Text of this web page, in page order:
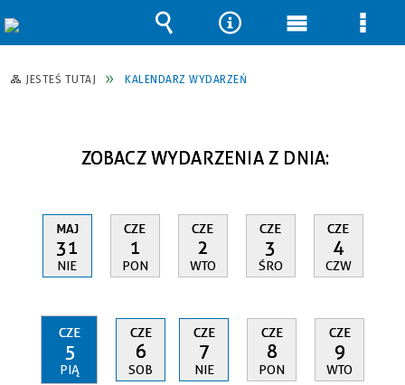
JESTEŚ TUTAJ KALENDARZ WYDARZEŃ
ZOBACZ WYDARZENIA Z DNIA:
MAJ
31
NIE
CZE
1
PON
CZE
2
WTO
CZE
3
ŚRO
CZE
4
CZW
CZE
5
PIĄ
CZE
6
SOB
CZE
7
NIE
CZE
8
PON
CZE
9
WTO
Wyszukiwarka
Narzędzia
Menu Menu